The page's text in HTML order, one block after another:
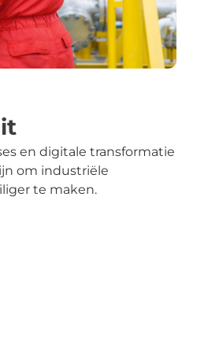
en digitale transformatie
om industriële
te maken.